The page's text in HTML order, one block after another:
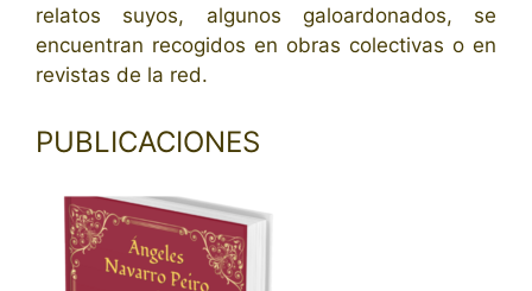
relatos suyos, algunos galoardonados, se
encuentran recogidos en obras colectivas o en
revistas de la red.
PUBLICACIONES